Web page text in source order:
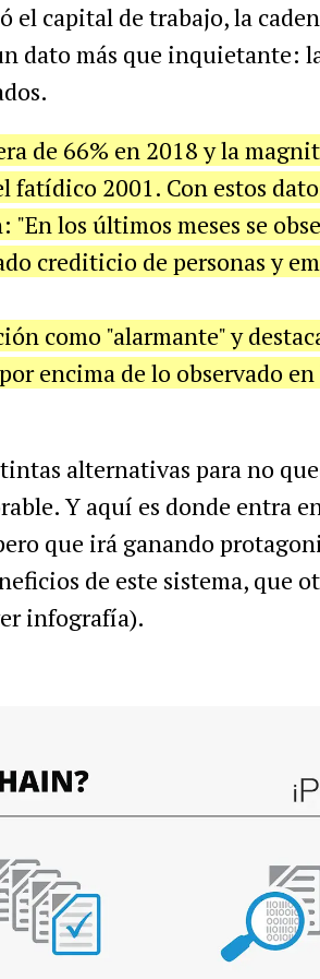
el capital de trabajo, la
dato más que inquietante:
de 66% en 2018 y la
fatídico 2001. Con estos
los últimos meses se
crediticio de personas y
como "alarmante" y
encima de lo observado
alternativas para no
Y aquí es donde entra
que irá ganando
de este sistema, que
infografía).